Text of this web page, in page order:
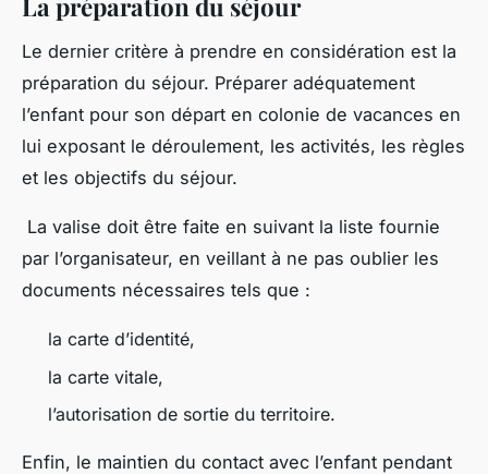
La préparation du séjour
Le dernier critère à prendre en considération est la
préparation du séjour. Préparer adéquatement
l’enfant pour son départ en colonie de vacances en
lui exposant le déroulement, les activités, les règles
et les objectifs du séjour.
La valise doit être faite en suivant la liste fournie
par l’organisateur, en veillant à ne pas oublier les
documents nécessaires tels que :
la carte d’identité,
la carte vitale,
l’autorisation de sortie du territoire.
Enfin, le maintien du contact avec l’enfant pendant